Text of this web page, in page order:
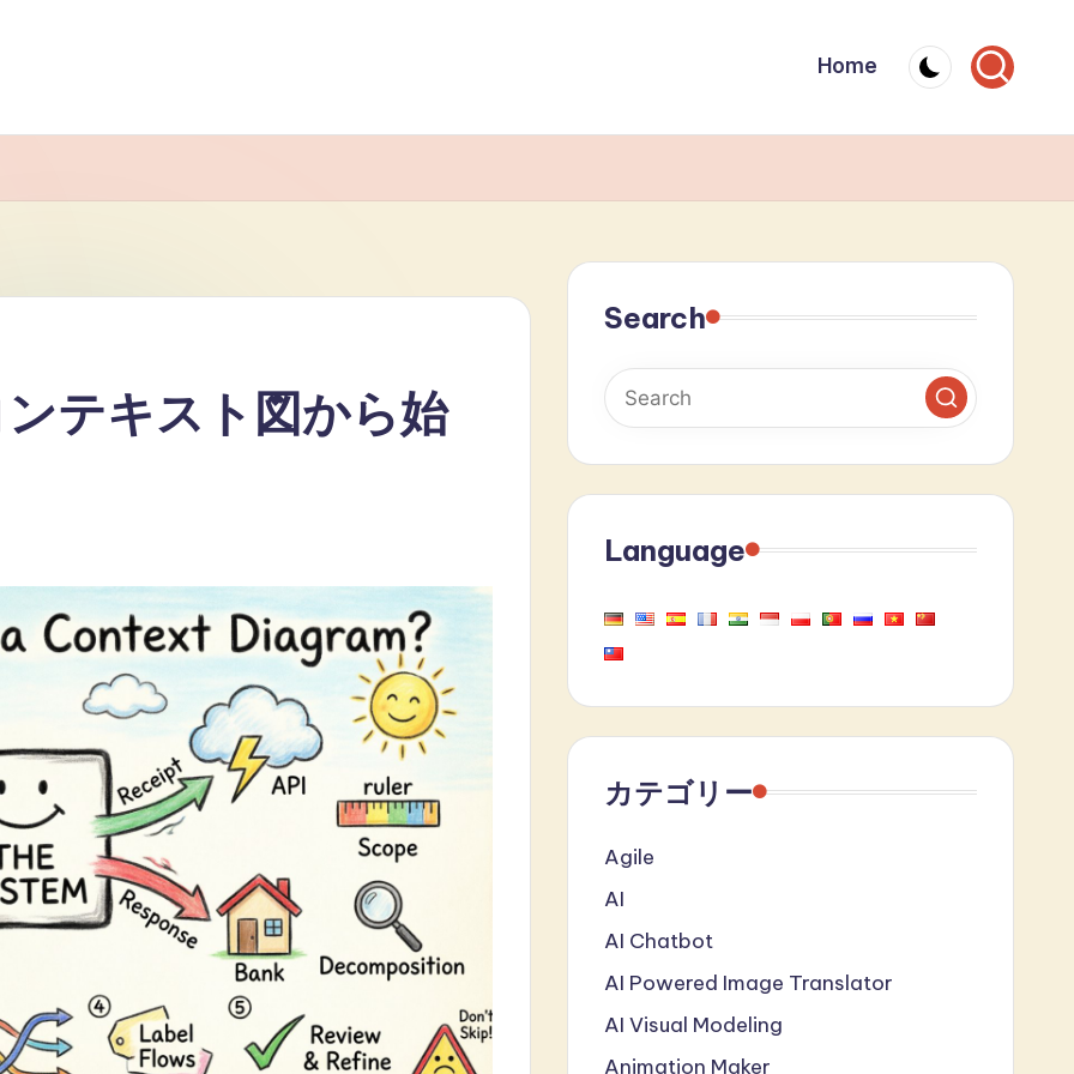
Home
テキスト図から始
Search
Language
カテゴリー
Agile
AI
AI Chatbot
AI Powered Image Translator
AI Visual Modeling
Animation Maker